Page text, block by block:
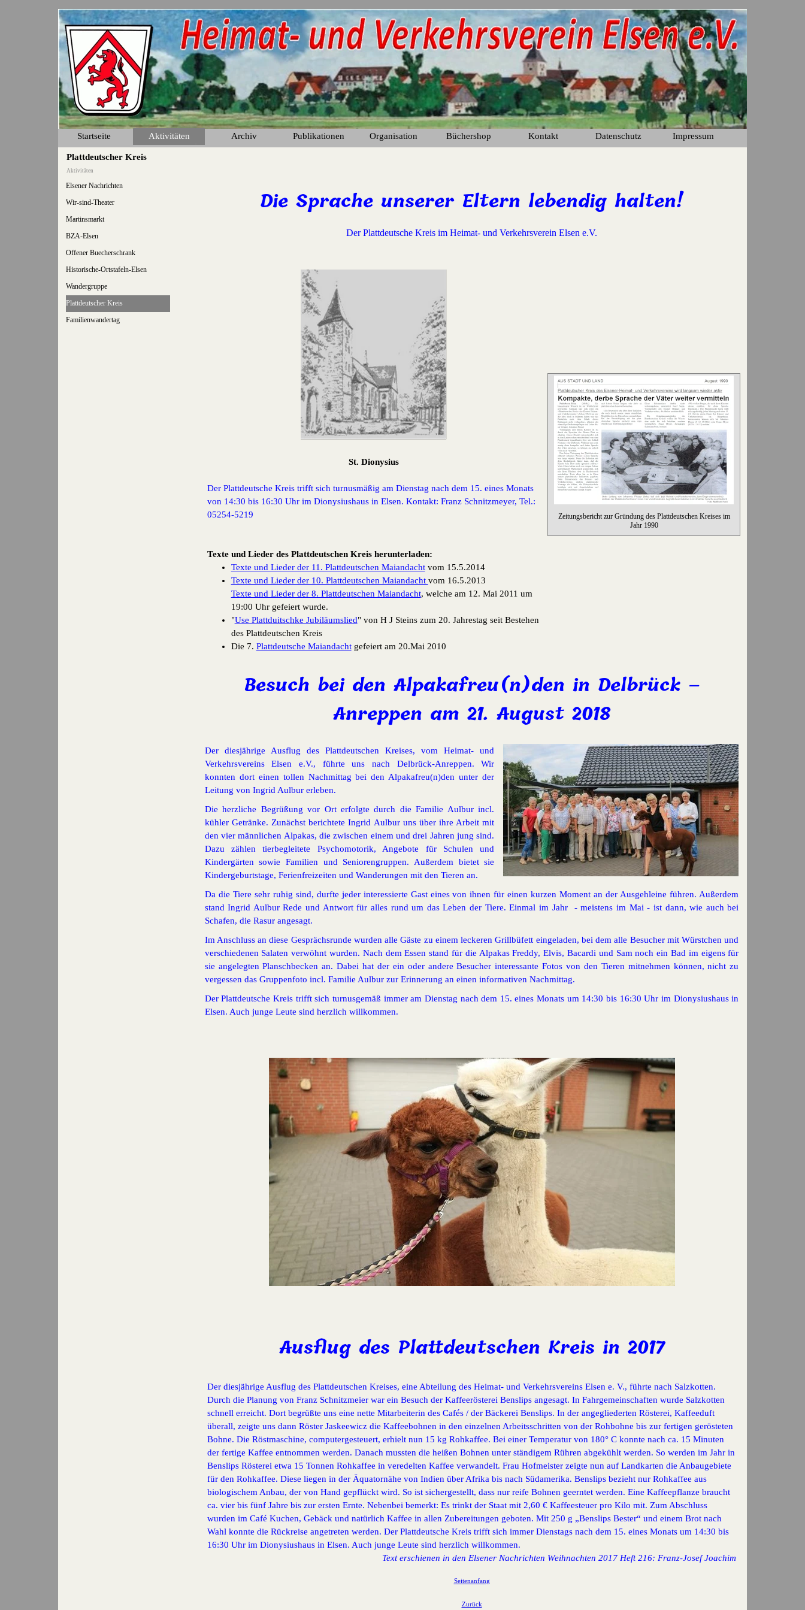
Menü überspringen
Startseite Aktivitäten ▼
Archiv ▼
Publikationen ▼
Organisation ▼
Büchershop Kontakt Datenschutz ▼
Impressum
Plattdeutscher Kreis
Aktivitäten
Die Sprache unserer Eltern lebendig halten!
Der Plattdeutsche Kreis im Heimat- und Verkehrsverein Elsen e.V.
Zeitungsbericht zur Gründung des Plattdeutschen Kreises im
Jahr 1990
St. Dionysius
Der Plattdeutsche Kreis trifft sich turnusmäßig am Dienstag nach dem 15. eines Monats
von 14:30 bis 16:30 Uhrim Dionysiushaus in Elsen. Kontakt: Franz Schnitzmeyer, Tel.:
05254-5219
Texte und Lieder des Plattdeutschen Kreis herunterladen:
Texte und Lieder der 11. Plattdeutschen Maiandachtvom 15.5.2014
Texte und Lieder der 10. Plattdeutschen Maiandacht vom 16.5.2013
Texte und Lieder der 8. Plattdeutschen Maiandacht, welche am 12. Mai 2011 um
19:00 Uhr gefeiert wurde.
"Use Plattduitschke Jubiläumslied" von H J Steins zum 20. Jahrestag seit Bestehen
des Plattdeutschen Kreis
Die 7. Plattdeutsche Maiandachtgefeiert am 20.Mai 2010
Besuch bei den Alpakafreu(n)den in Delbrück –
Anreppen am 21. August 2018
Der diesjährige Ausflug des Plattdeutschen Kreises, vom Heimat- und
Verkehrsvereins Elsen e.V., führte uns nach Delbrück-Anreppen. Wir
konnten dort einen tollen Nachmittag bei den Alpakafreu(n)den unter der
Leitung von Ingrid Aulbur erleben.
Die herzliche Begrüßung vor Ort erfolgte durch die Familie Aulbur incl.
kühler Getränke. Zunächst berichtete Ingrid Aulbur uns über ihre Arbeit mit
den vier männlichen Alpakas, die zwischen einem und drei Jahren jung sind.
Dazu zählen tierbegleitete Psychomotorik, Angebote für Schulen und
Kindergärten sowie Familien und Seniorengruppen. Außerdem bietet sie
Kindergeburtstage, Ferienfreizeiten und Wanderungen mit den Tieren an.
Da die Tiere sehr ruhig sind, durfte jeder interessierte Gast eines von ihnen für einen kurzen Moment an der Ausgehleine führen. Außerdem
stand Ingrid Aulbur Rede und Antwort für alles rund um das Leben der Tiere. Einmal im Jahr - meistens im Mai - ist dann, wie auch bei
Schafen, die Rasur angesagt.
Im Anschluss an diese Gesprächsrunde wurden alle Gäste zu einem leckeren Grillbüfett eingeladen, bei dem alle Besucher mit Würstchen und
verschiedenen Salaten verwöhnt wurden. Nach dem Essen stand für die Alpakas Freddy, Elvis, Bacardi und Sam noch ein Bad im eigens für
sie angelegten Planschbecken an. Dabei hat der ein oder andere Besucher interessante Fotos von den Tieren mitnehmen können, nicht zu
vergessen das Gruppenfoto incl. Familie Aulbur zur Erinnerung an einen informativen Nachmittag.
Der Plattdeutsche Kreis trifft sich turnusgemäß immer am Dienstag nach dem 15. eines Monats um 14:30 bis 16:30 Uhr im Dionysiushaus in
Elsen. Auch junge Leute sind herzlich willkommen.
Ausflug des Plattdeutschen Kreis in 2017
Der diesjährige Ausflug des Plattdeutschen Kreises, eine Abteilung des Heimat- und Verkehrsvereins Elsen e. V., führte nach Salzkotten.
Durch die Planung von Franz Schnitzmeier war ein Besuch der Kaffeerösterei Benslips angesagt. In Fahrgemeinschaften wurde Salzkotten
schnell erreicht. Dort begrüßte uns eine nette Mitarbeiterin des Cafés / der Bäckerei Benslips. In der angegliederten Rösterei, Kaffeeduft
überall, zeigte uns dann Röster Jaskeewicz die Kaffeebohnen in den einzelnen Arbeitsschritten von der Rohbohne bis zur fertigen gerösteten
Bohne. Die Röstmaschine, computergesteuert, erhielt nun 15 kg Rohkaffee. Bei einer Temperatur von 180° C konnte nach ca. 15 Minuten
der fertige Kaffee entnommen werden. Danach mussten die heißen Bohnen unter ständigem Rühren abgekühlt werden. So werden im Jahr in
Benslips Rösterei etwa 15 Tonnen Rohkaffee in veredelten Kaffee verwandelt. Frau Hofmeister zeigte nun auf Landkarten die Anbaugebiete
für den Rohkaffee. Diese liegen in der Äquatornähe von Indien über Afrika bis nach Südamerika. Benslips bezieht nur Rohkaffee aus
biologischem Anbau, der von Hand gepflückt wird. So ist sichergestellt, dass nur reife Bohnen geerntet werden. Eine Kaffeepflanze braucht
ca. vier bis fünf Jahre bis zur ersten Ernte. Nebenbei bemerkt: Es trinkt der Staat mit 2,60 € Kaffeesteuer pro Kilo mit. Zum Abschluss
wurden im Café Kuchen, Gebäck und natürlich Kaffee in allen Zubereitungen geboten. Mit 250 g „Benslips Bester“ und einem Brot nach
Wahl konnte die Rückreise angetreten werden. Der Plattdeutsche Kreis trifft sich immer Dienstags nach dem 15. eines Monats um 14:30 bis
16:30 Uhr im Dionysiushaus in Elsen. Auch junge Leute sind herzlich willkommen.
Text erschienen in den Elsener Nachrichten Weihnachten 2017 Heft 216: Franz-Josef Joachim
Seitenanfang
Zurück
Elsener Nachrichten
Wir-sind-Theater
Martinsmarkt
BZA-Elsen
Offener Buecherschrank
Historische-Ortstafeln-Elsen
Wandergruppe
Plattdeutscher Kreis
Familienwandertag